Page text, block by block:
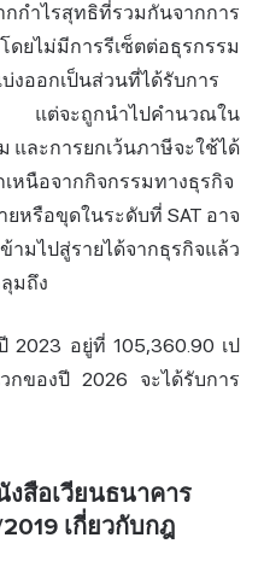
ำไรสุทธิที่รวมกันจากการ
ยไม่มีการรีเซ็ตต่อธุรกรรม
งออกเป็นส่วนที่ได้รับการ
แต่จะถูกนำไปคำนวณใน
และการยกเว้นภาษีจะใช้ได้
หนือจากกิจกรรมทางธุรกิจ
หรือขุดในระดับที่ SAT อาจ
มไปสู่รายได้จากธุรกิจแล้ว
มถึง
2023 อยู่ที่ 105,360.90 เป
ของปี 2026 จะได้รับการ
สือเวียนธนาคาร
เกี่ยวกับกฎ